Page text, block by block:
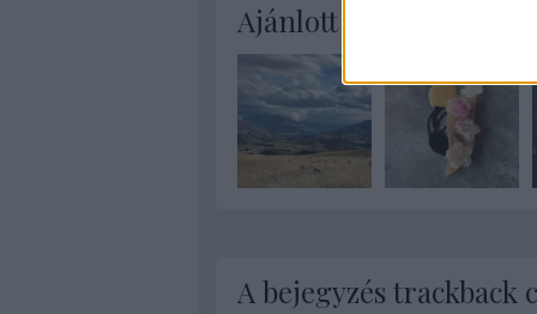
Ajánlott bejegyzések:
A bejegyzés trackback